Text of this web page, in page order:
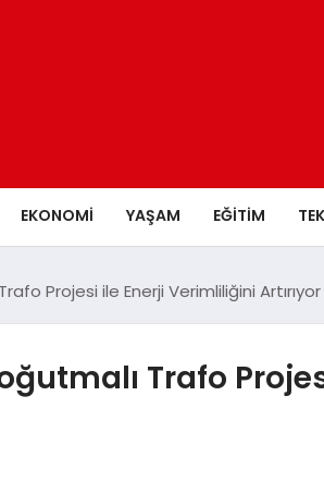
EKONOMİ YAŞAM EĞİTİM
Projesi ile Enerji Verimliliğini Artırıyor
Trafo